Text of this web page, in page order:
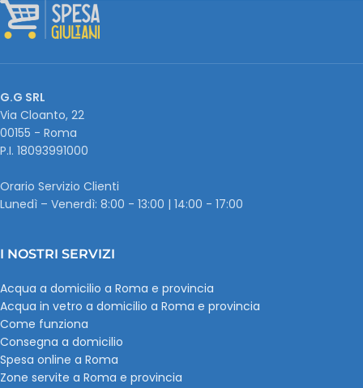
G.G SRL
Via Cloanto, 22
00155 - Roma
P.I. ‭18093991000
Orario Servizio Clienti
Lunedì – Venerdì: 8:00 - 13:00 | 14:00 - 17:00
I NOSTRI SERVIZI
Acqua a domicilio a Roma e provincia
Acqua in vetro a domicilio a Roma e provincia
Come funziona
Consegna a domicilio
Spesa online a Roma
Zone servite a Roma e provincia